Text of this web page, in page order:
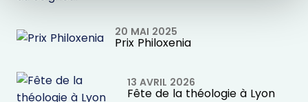
20 MAI 2025
Prix Philoxenia
13 AVRIL 2026
Fête de la théologie à Lyon